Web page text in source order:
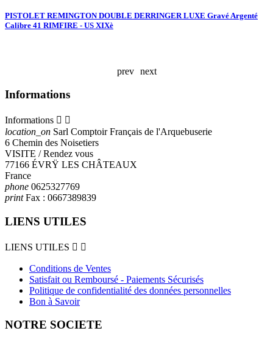
PISTOLET REMINGTON DOUBLE DERRINGER LUXE Gravé Argenté
Calibre 41 RIMFIRE - US XIXè
prev
next
Informations
Informations  
location_on Sarl Comptoir Français de l'Arquebuserie
6 Chemin des Noisetiers
VISITE / Rendez vous
77166 ÉVRŸ LES CHÂTEAUX
France
phone 0625327769
printFax : 0667389839
LIENS UTILES
LIENS UTILES  
Conditions de Ventes
Satisfait ou Remboursé - Paiements Sécurisés
Politique de confidentialité des données personnelles
Bon à Savoir
NOTRE SOCIETE